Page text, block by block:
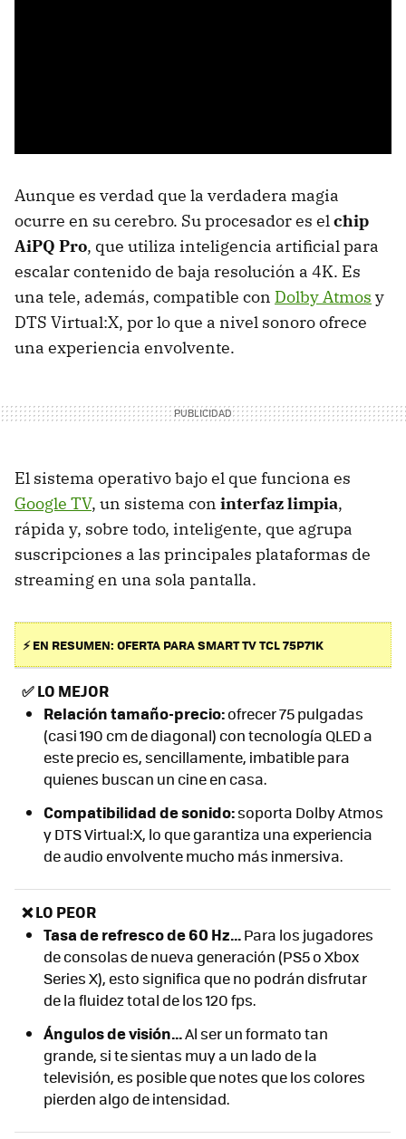
Aunque es verdad que la verdadera magia
ocurre en su cerebro. Su procesador es elchip
AiPQ Pro, que utiliza inteligencia artificial para
escalar contenido de baja resolución a 4K. Es
una tele, además, compatible con Dolby Atmos y
DTS Virtual:X, por lo que a nivel sonoro ofrece
una experiencia envolvente.
El sistema operativo bajo el que funciona es
Google TV, un sistema con interfaz limpia,
rápida y, sobre todo, inteligente, que agrupa
suscripciones a las principales plataformas de
streaming en una sola pantalla.
⚡ EN RESUMEN: OFERTA PARA SMART TV TCL 75P71K
✅LO MEJOR
Relación tamaño-precio:ofrecer 75 pulgadas
(casi 190 cm de diagonal) con tecnología QLED a
este precio es, sencillamente, imbatible para
quienes buscan un cine en casa.
Compatibilidad de sonido:soporta Dolby Atmos
y DTS Virtual:X, lo que garantiza una experiencia
de audio envolvente mucho más inmersiva.
❌ LO PEOR
Tasa de refresco de 60 Hz...Para los jugadores
de consolas de nueva generación (PS5 o Xbox
Series X), esto significa que no podrán disfrutar
de la fluidez total de los 120 fps.
Ángulos de visión...Al ser un formato tan
grande, si te sientas muy a un lado de la
televisión, es posible que notes que los colores
pierden algo de intensidad.